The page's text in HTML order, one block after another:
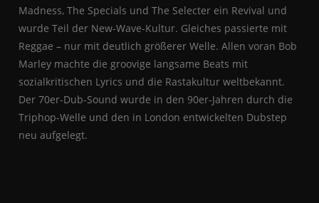
Madness, The Specials und The Selecter ein Revival und
wurde Teil der New-Wave-Kultur. Gleiches passierte mit
Reggae – nur mit deutlich größerer Welle. Allen voran Bob
Marley machte die groovige langsame Beats mit
sozialkritischen Lyrics und die Rastakultur weltbekannt.
Der 70er-Dub-Sound wurde in den 90er-Jahren durch die
Triphop-Welle und den in London entwickelten Dubstep
neu aufgelegt.